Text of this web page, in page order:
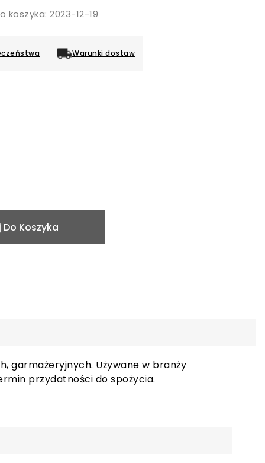
2023-12-19
Warunki dostaw
Koszyka
garmażeryjnych. Używane w branży
przydatności do spożycia.